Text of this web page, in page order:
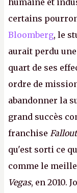
humaine et
certains
Bloomberg, le
aurait perdu
quart de ses
ordre de
abandonner la
grand succès
franchise
qu'est sorti ce
comme le
Vegas, en 2010.